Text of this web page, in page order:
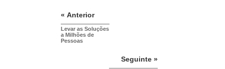
« Anterior
Levar as Soluções
a Milhões de
Pessoas
Seguinte »